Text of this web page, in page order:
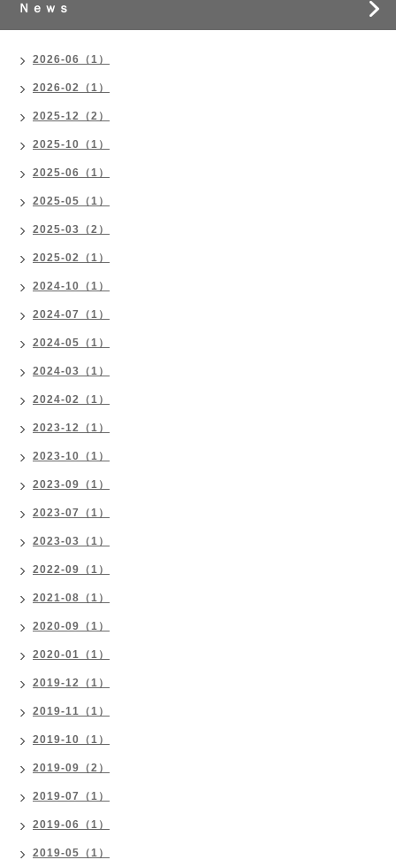
Ｎｅｗｓ
2026-06（1）
2026-02（1）
2025-12（2）
2025-10（1）
2025-06（1）
2025-05（1）
2025-03（2）
2025-02（1）
2024-10（1）
2024-07（1）
2024-05（1）
2024-03（1）
2024-02（1）
2023-12（1）
2023-10（1）
2023-09（1）
2023-07（1）
2023-03（1）
2022-09（1）
2021-08（1）
2020-09（1）
2020-01（1）
2019-12（1）
2019-11（1）
2019-10（1）
2019-09（2）
2019-07（1）
2019-06（1）
2019-05（1）